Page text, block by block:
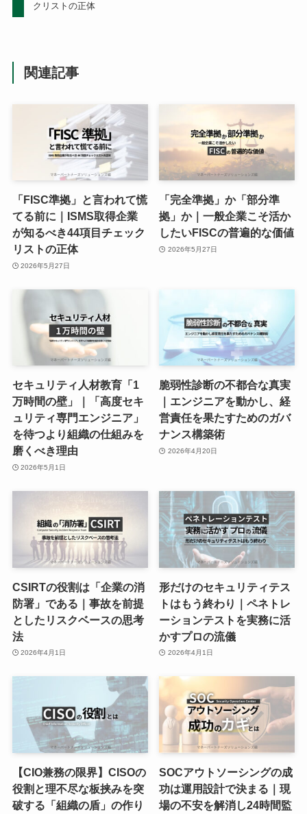
クリストの正体
関連記事
「FISC準拠」と言われて慌
てる前に｜ISMS取得企業
が知るべき44項目チェック
リストの正体
2026年5月27日
「完全準拠」か「部分準
拠」か｜一般企業こそ活か
したいFISCの普遍的な価値
2026年5月27日
セキュリティ人材教育「1
万時間の壁」｜「高度セキ
ュリティ専門エンジニア」
を待つより組織の仕組みを
磨くべき理由
2026年5月1日
脆弱性診断の不都合な真実
｜エンジニアを動かし、経
営責任を果たすためのガバ
ナンス構築術
2026年4月20日
CSIRTの役割は「企業の消
防署」である｜事故を前提
としたリスクベースの思考
法
2026年4月1日
形だけのセキュリティテス
トはもう終わり｜ペネトレ
ーションテストを実務に活
かすプロの流儀
2026年4月1日
【CIO兼務の限界】CISOの
役割と理不尽な板挟みを突
破する「組織の盾」の作り
SOCアウトソーシングの成
功は運用設計で決まる｜現
場の不安を解消し24時間監